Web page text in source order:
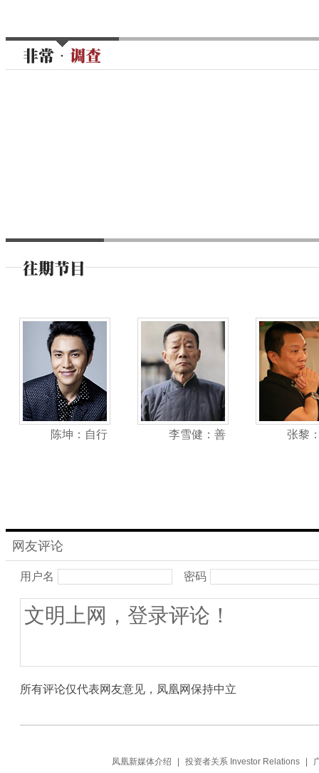
陈坤：自行
李雪健：善
张黎
网友评论
用户名 密码
所有评论仅代表网友意见，凤凰网保持中立
凤凰新媒体介绍 投资者关系 Investor Relations